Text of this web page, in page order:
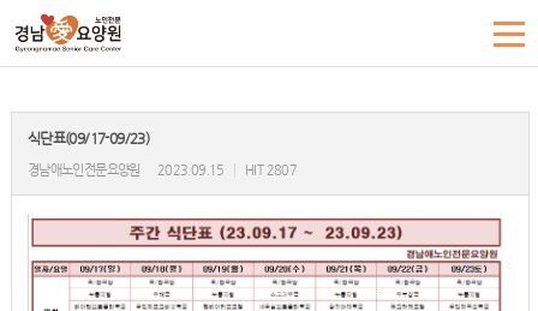
식단표(09/17-09/23)
경남애노인전문요양원 2023.09.15 HIT 2807